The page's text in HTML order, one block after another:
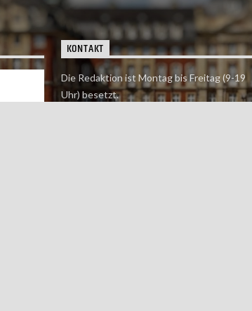
KONTAKT
Die Redaktion ist Montag bis Freitag (9-19
Uhr) besetzt.